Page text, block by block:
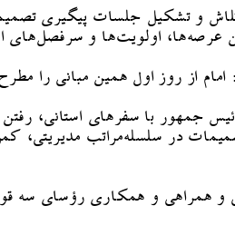
و تشکیل جلسات پیگیری
اولویت‌ها و سرفصل‌های
امام از روز اول همین مبانی
جمهور با سفرهای استانی،
در سلسله‌مراتب
و همراهی و همکاری رؤسای سه